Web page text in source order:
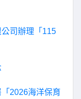
司辦理「115
2026海洋保育